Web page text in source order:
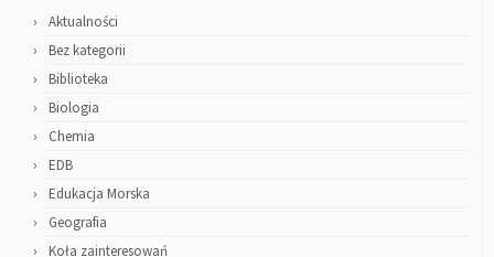
Aktualności
Bez kategorii
Biblioteka
Biologia
Chemia
EDB
Edukacja Morska
Geografia
Koła zainteresowań